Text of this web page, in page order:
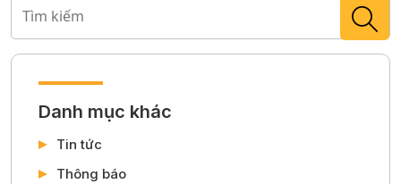
Danh mục khác
Tin tức
Thông báo